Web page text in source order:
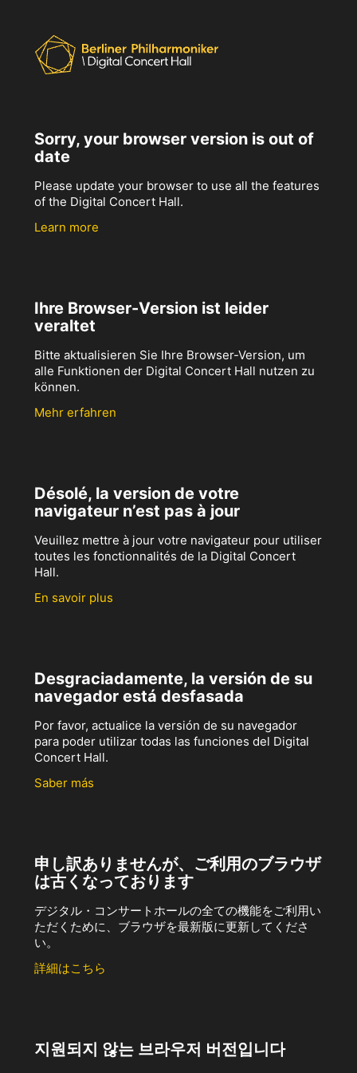
Sorry, your browser version is out of
date
Please update your browser to use all the features
of the Digital Concert Hall.
Learn more
Ihre Browser-Version ist leider
veraltet
Bitte aktualisieren Sie Ihre Browser-Version, um
alle Funktionen der Digital Concert Hall nutzen zu
können.
Mehr erfahren
Désolé, la version de votre
navigateur n’est pas à jour
Veuillez mettre à jour votre navigateur pour utiliser
toutes les fonctionnalités de la Digital Concert
Hall.
En savoir plus
Desgraciadamente, la versión de su
navegador está desfasada
Por favor, actualice la versión de su navegador
para poder utilizar todas las funciones del Digital
Concert Hall.
Saber más
申し訳ありませんが、ご利用のブラウザ
は古くなっております
デジタル・コンサートホールの全ての機能をご利用い
ただくために、ブラウザを最新版に更新してくださ
い。
詳細はこちら
지원되지 않는 브라우저 버전입니다